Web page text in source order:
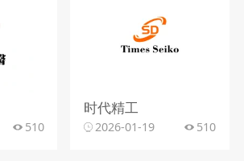
510
时代精工
2026-01-19 510